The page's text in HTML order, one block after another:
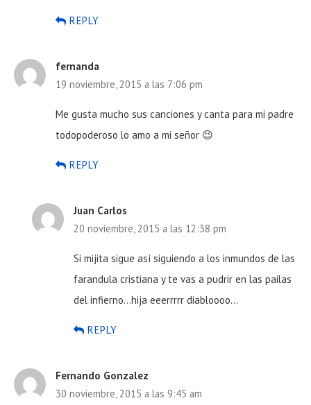
REPLY
fernanda
19 noviembre, 2015 a las 7:06 pm
Me gusta mucho sus canciones y canta para mi padre
todopoderoso lo amo a mi señor 😉
REPLY
Juan Carlos
20 noviembre, 2015 a las 12:38 pm
Si mijita sigue así siguiendo a los inmundos de las
farandula cristiana y te vas a pudrir en las pailas
del infierno…hija eeerrrrr diabloooo…
REPLY
Fernando Gonzalez
30 noviembre, 2015 a las 9:45 am